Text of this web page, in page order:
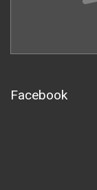
Facebook